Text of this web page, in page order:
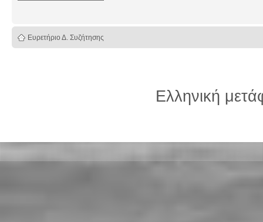
Ευρετήριο Δ. Συζήτησης
Ελληνική